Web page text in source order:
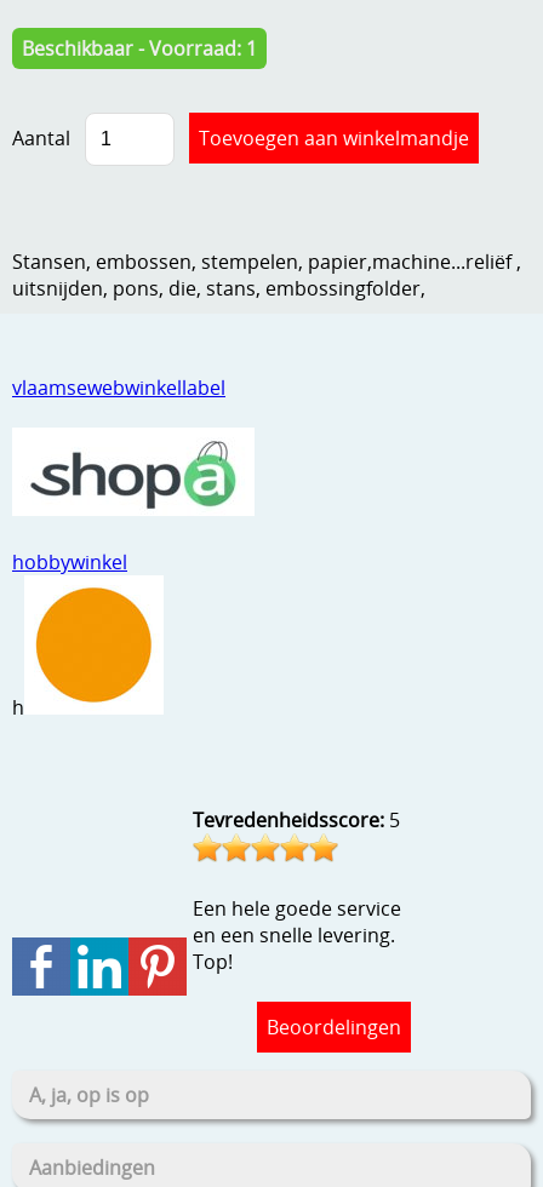
Hout , MDF, kartonmateriaal, steen
Kneedmateriaal
Merken
Papier en karton
Ribbelaar
Speciaal papier
Stans machine en embossing machines
Stempels en zo
Template, mask, stencils, grids
vlaamsewebwinkellabel
hobbywinkel
h
Tevredenheidsscore: 5
Een hele goede service
en een snelle levering.
Top!
Beoordelingen
A, ja, op is op
Aanbiedingen
Beschikbaar - Voorraad: 1
Aantal
Stansen, embossen, stempelen, papier,machine...reliëf ,
uitsnijden, pons, die, stans, embossingfolder,